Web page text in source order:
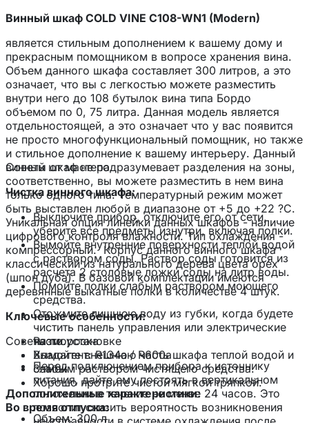
Винный шкаф COLD VINE C108-WN1 (Modern)
является стильным дополнением к вашему дому и
прекрасным помощником в вопросе хранения вина.
Объем данного шкафа составляет 300 литров, а это
означает, что вы с легкостью можете разместить
внутри него до 108 бутылок вина типа Бордо
объемом по 0, 75 литра. Данная модель является
отдельностоящей, а это означает что у вас появится
не просто многофункциональный помощник, но также
и стильное дополнение к вашему интерьеру. Данный
винный шкаф не подразумевает разделения на зоны,
соответственно, вы можете разместить в нем вина
только одного типа. Температурный режим может
быть выставлен любой в диапазоне от +5 до +22 ?С.
Уникальная опция линейки данных шкафов - наличие
цифрового контроля влажности. Тип охлаждения -
компрессорный. Корпус данного винного шкафа
классический из натурального дерева цвета орех
(шпон дуба). В базовой комплектации имеются
деревянные выкатные полки в количестве 4 штук.
Ключевые особенности:
Разморозка
Хладагент: R134a / R600a
Замок
Дополнительные характеристики:
Объем: 300 л
Советы от мастера
Чистка винного шкафа:
Выключите прибор, отключите его от сети,
уберите все предметы изнутри, включая полки.
Вымойте внутренние поверхности теплой водой
с раствором соды. Раствор соды готовится из
расчета 2 столовые ложки соды на литр воды.
Помойте полки слабым раствором моющего
средства.
Отожмите лишнюю воду из губки, когда будете
чистить панель управления или электрические
части.
Вымойте внешнюю часть шкафа теплой водой и
слабым раствором чистящего средства.
Хорошо протрите чистой мягкой тряпкой.
Во время отпуска:
Советы по установке
Перед подключением прибора к источнику
питания, дайте ему постоять в вертикальном
положении в течение не менее 24 часов. Это
позволит снизить вероятность возникновения